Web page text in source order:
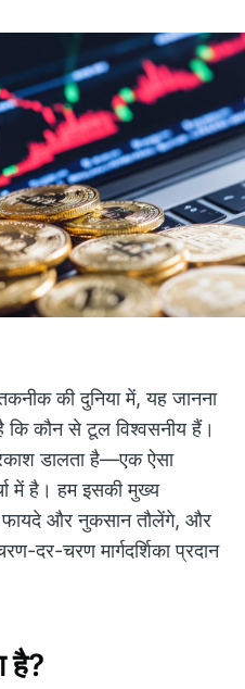
की दुनिया में, यह जानना
कि कौन से टूल विश्वसनीय हैं।
डालता है—एक ऐसा
में है। हम इसकी मुख्य
और नुकसान तौलेंगे, और
चरण मार्गदर्शिका प्रदान
है?